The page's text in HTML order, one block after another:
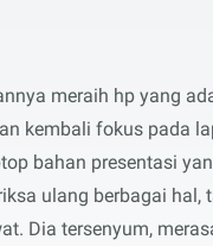
meraih hp yang
kembali fokus pada
bahan presentasi
ulang berbagai hal,
Dia tersenyum,